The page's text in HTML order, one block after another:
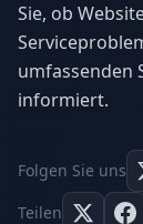
Sie, ob
umfassenden
informiert.
Folgen Sie uns
Teilen